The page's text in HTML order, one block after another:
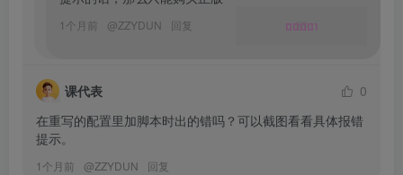
1个月前 @ZZYDUN 回复 00001
课代表
0
在重写的配置里加脚本时出的错吗？可以截图看看具体报错
提示。
1个月前 @ZZYDUN 回复